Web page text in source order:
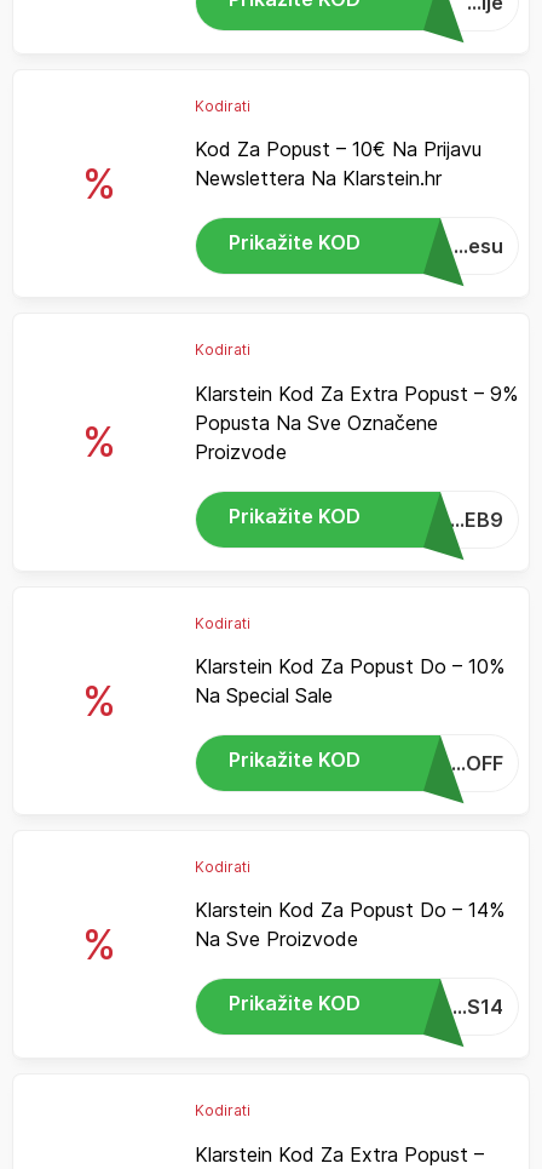
%
Kodirati
Kod Za Popust – 10€ Na Prijavu
Newslettera Na Klarstein.hr
Prikažite KOD ...esu
%
Kodirati
Klarstein Kod Za Extra Popust – 9%
Popusta Na Sve Označene
Proizvode
Prikažite KOD ...EB9
%
Kodirati
Klarstein Kod Za Popust Do – 10%
Na Special Sale
Prikažite KOD ...OFF
%
Kodirati
Klarstein Kod Za Popust Do – 14%
Na Sve Proizvode
Prikažite KOD ...S14
Kodirati
Klarstein Kod Za Extra Popust –